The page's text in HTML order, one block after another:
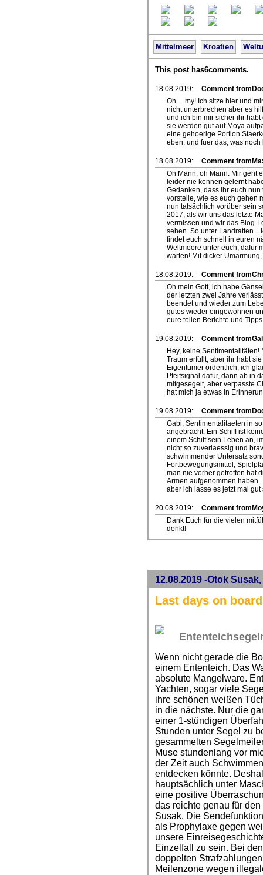
Mittelmeer Kroatien
This post has6comments.
18.08.2019:
Comment
Oh ... my! Ich sitze hier und
nicht unterbrechen aber es
und ich bin mir sicher ihr
sie werden gut auf Moya
eine gehoerige Portion
eben, und fuer das, was
18.08.2019:
Comment
Oh Mann, oh Mann. Mir geht
leider nie kennen gelernt
Gedanken, dass ihr euch
vorstelle, wie es euch gehen
nun tatsächlich vorüber sein
2017, als wir uns das letzte
vermissen und wir das Blog-
sehen. So unter Landratten...
findet euch schnell in euren
Weltmeere unter euch, dafür
warten! Mit dicker
18.08.2019:
Comment
Oh mein Gott, ich habe
der letzten zwei Jahre
beendet und wieder zum
gutes wieder eingewöhnen
eure tollen Berichte und
19.08.2019:
Comment
Hey, keine
Traum erfüllt, aber ihr habt
Eigentümer ordentlich, ich
Pfeifsignal dafür, dann ab in
mitgesegelt, aber verpasste
hat mich ja etwas in
19.08.2019:
Comment
Gabi, Sentimentalitaeten in
angebracht. Ein Schiff ist
einem Schiff sein Leben an,
nicht so zuverlaessig und
schwimmender Untersatz
Fortbewegungsmittel,
man nie vorher getroffen hat
Armen aufgenommen haben
aber ich lasse es jetzt mal
20.08.2019:
Comment
Dank Euch für die vielen
denkt!
12.08.2019 -Otok
Last days on board
Wenn nicht gerade die
einem Ententeich. Das
absolute Mangelware.
Yachten, sogar viele
ihre schönen weißen
in die nächste. Nur die
einer 1-stündigen
Stunden unter Segel zu
gesammelten
Muse stundenlang vor
der Zeit auch
entdecken könnte.
hauptsächlich unter
eine positive
das reichte genau für
Susak. Die
als Prophylaxe gegen
unsere
Einzelfall zu sein. Bei
doppelten
Meilenzone wegen